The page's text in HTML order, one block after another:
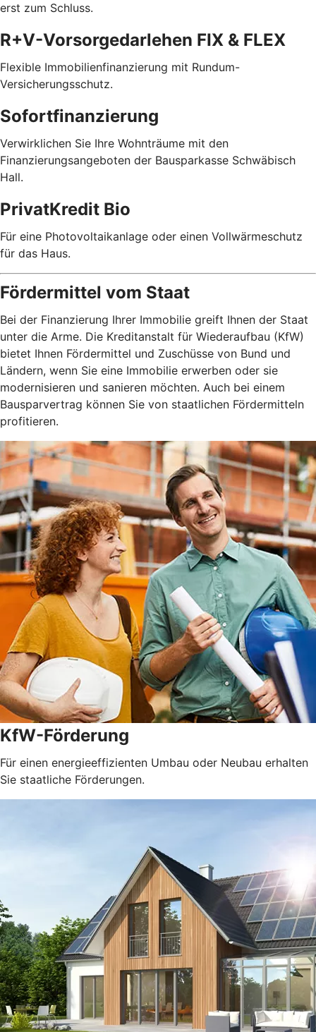
erst zum Schluss.
R+V-Vorsorgedarlehen FIX & FLEX
Flexible Immobilienfinanzierung mit Rundum-
Versicherungsschutz.
Sofortfinanzierung
Verwirklichen Sie Ihre Wohnträume mit den
Finanzierungsangeboten der Bausparkasse Schwäbisch
Hall.
PrivatKredit Bio
Für eine Photovoltaikanlage oder einen Vollwärmeschutz
für das Haus.
Fördermittel vom Staat
Bei der Finanzierung Ihrer Immobilie greift Ihnen der Staat
unter die Arme. Die Kreditanstalt für Wiederaufbau (KfW)
bietet Ihnen Fördermittel und Zuschüsse von Bund und
Ländern, wenn Sie eine Immobilie erwerben oder sie
modernisieren und sanieren möchten. Auch bei einem
Bausparvertrag können Sie von staatlichen Fördermitteln
profitieren.
KfW-Förderung
Für einen energieeffizienten Umbau oder Neubau erhalten
Sie staatliche Förderungen.